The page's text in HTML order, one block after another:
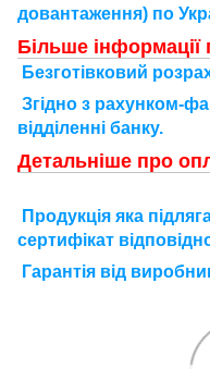
довантаження) по
Більше інформації
Безготівковий
Згідно з рахунком-
відділенні банку.
Детальніше про
П родукція яка
сертифікат
Гарантія від